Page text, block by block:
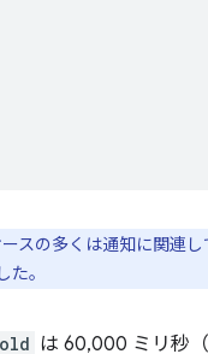
スの多くは通知に関連
。
は 60,000 ミリ秒